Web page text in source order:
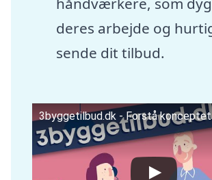
deres arbejde og
sende dit tilbud.
3byggetilbud.dk - Forstå konceptet